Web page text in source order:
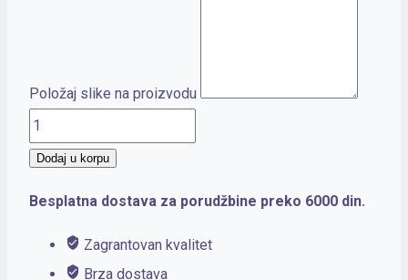
Položaj slike na proizvodu
CRAFT
VEST
Dodaj u korpu
Besplatna dostava za porudžbine preko 6000 din.
Zagrantovan kvalitet
Brza dostava